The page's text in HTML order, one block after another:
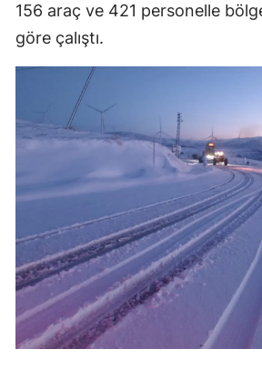
156 araç ve 421 personelle
göre çalıştı.